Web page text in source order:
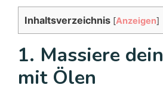
Inhaltsverzeichnis [Anzeigen]
1. Massiere
mit Ölen